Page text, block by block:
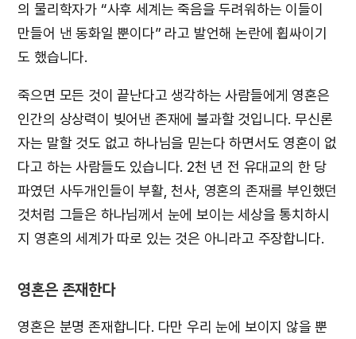
의 물리학자가 “사후 세계는 죽음을 두려워하는 이들이
만들어 낸 동화일 뿐이다” 라고 발언해 논란에 휩싸이기
도 했습니다.
죽으면 모든 것이 끝난다고 생각하는 사람들에게 영혼은
인간의 상상력이 빚어낸 존재에 불과할 것입니다. 무신론
자는 말할 것도 없고 하나님을 믿는다 하면서도 영혼이 없
다고 하는 사람들도 있습니다. 2천 년 전 유대교의 한 당
파였던 사두개인들이 부활, 천사, 영혼의 존재를 부인했던
것처럼 그들은 하나님께서 눈에 보이는 세상을 통치하시
지 영혼의 세계가 따로 있는 것은 아니라고 주장합니다.
영혼은 존재한다
영혼은 분명 존재합니다. 다만 우리 눈에 보이지 않을 뿐